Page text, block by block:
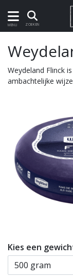
MENU ZOEKEN
Weydeland Flinck
ambachtelijke
Kies een